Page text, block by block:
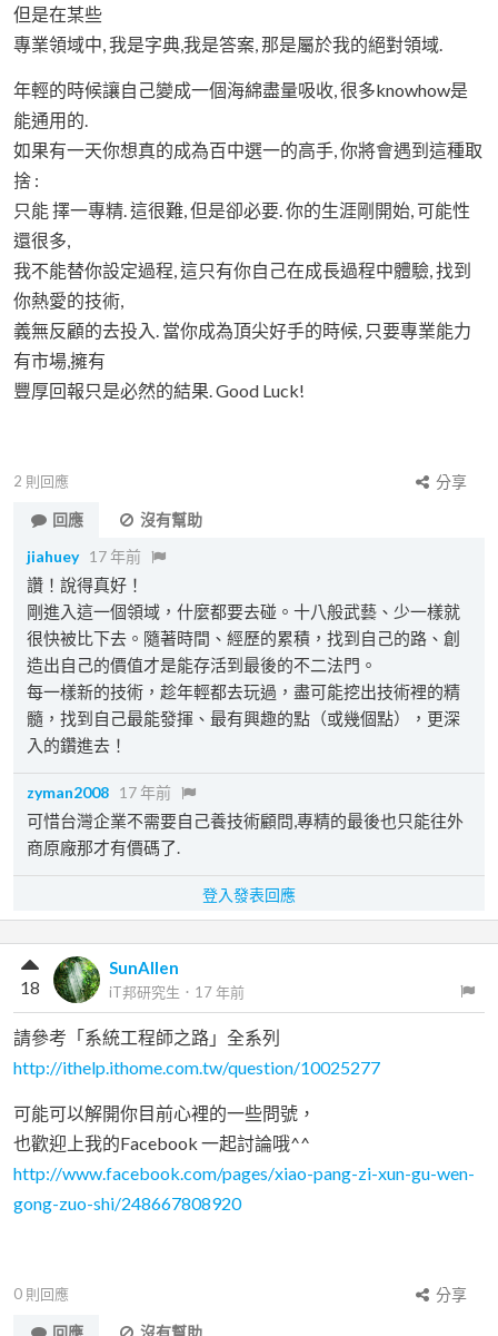
但是在某些
專業領域中, 我是字典,我是答案, 那是屬於我的絕對領域.
年輕的時候讓自己變成一個海綿盡量吸收, 很多knowhow是
能通用的.
如果有一天你想真的成為百中選一的高手, 你將會遇到這種取
捨 :
只能 擇一專精. 這很難, 但是卻必要. 你的生涯剛開始, 可能性
還很多,
我不能替你設定過程, 這只有你自己在成長過程中體驗, 找到
你熱愛的技術,
義無反顧的去投入. 當你成為頂尖好手的時候, 只要專業能力
有市場,擁有
豐厚回報只是必然的結果. Good Luck!
2 則回應
分享
回應
沒有幫助
jiahuey 17 年前
讚！說得真好！
剛進入這一個領域，什麼都要去碰。十八般武藝、少一樣就
很快被比下去。隨著時間、經歷的累積，找到自己的路、創
造出自己的價值才是能存活到最後的不二法門。
每一樣新的技術，趁年輕都去玩過，盡可能挖出技術裡的精
髓，找到自己最能發揮、最有興趣的點（或幾個點），更深
入的鑽進去！
zyman2008 17 年前
可惜台灣企業不需要自己養技術顧問,專精的最後也只能往外
商原廠那才有價碼了.
登入發表回應
SunAllen
iT邦研究生 ． 17 年前
18
請參考「系統工程師之路」全系列
http://ithelp.ithome.com.tw/question/10025277
可能可以解開你目前心裡的一些問號，
也歡迎上我的Facebook 一起討論哦^^
http://www.facebook.com/pages/xiao-pang-zi-xun-gu-wen-
gong-zuo-shi/248667808920
0 則回應
分享
回應
沒有幫助